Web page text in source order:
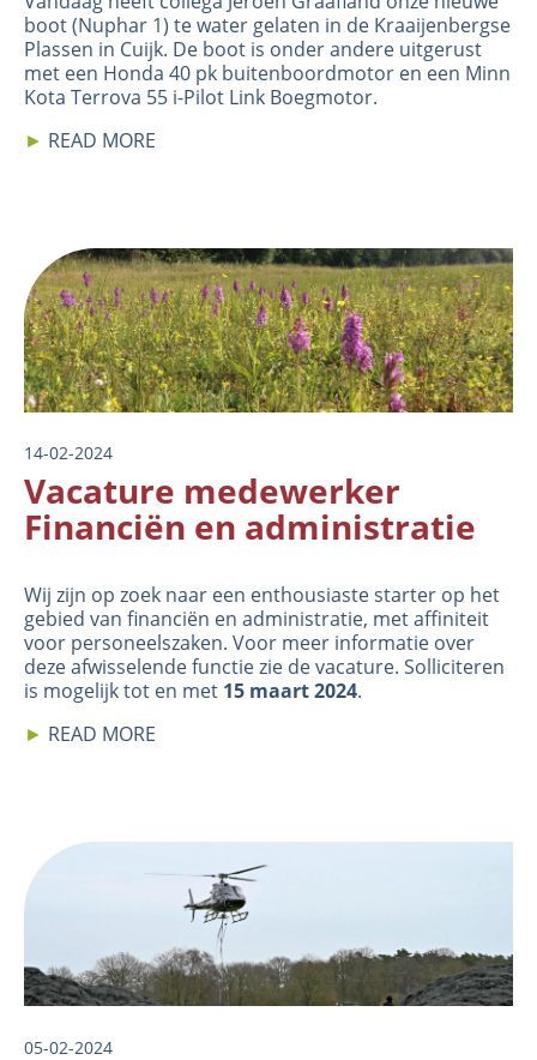
boot (Nuphar 1) te water gelaten in de Kraaijenbergse
Plassen in Cuijk. De boot is onder andere uitgerust
met een Honda 40 pk buitenboordmotor en een Minn
Kota Terrova 55 i-Pilot Link Boegmotor.
► READ MORE
Image
14-02-2024
Vacature medewerker
Financiën en administratie
Wij zijn op zoek naar een enthousiaste starter op het
gebied van financiën en administratie, met affiniteit
voor personeelszaken. Voor meer informatie over
deze afwisselende functie zie devacature. Solliciteren
is mogelijk tot en met 15 maart 2024.
► READ MORE
Image
05-02-2024